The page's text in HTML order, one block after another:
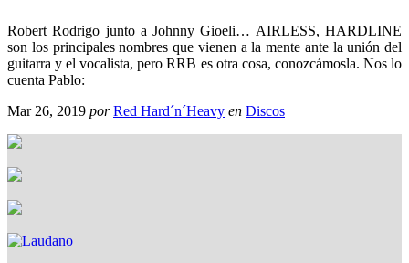
Robert Rodrigo junto a Johnny Gioeli… AIRLESS, HARDLINE
son los principales nombres que vienen a la mente ante la unión del
guitarra y el vocalista, pero RRB es otra cosa, conozcámosla. Nos lo
cuenta Pablo:
Mar 26, 2019 por Red Hard´n´Heavy en Discos